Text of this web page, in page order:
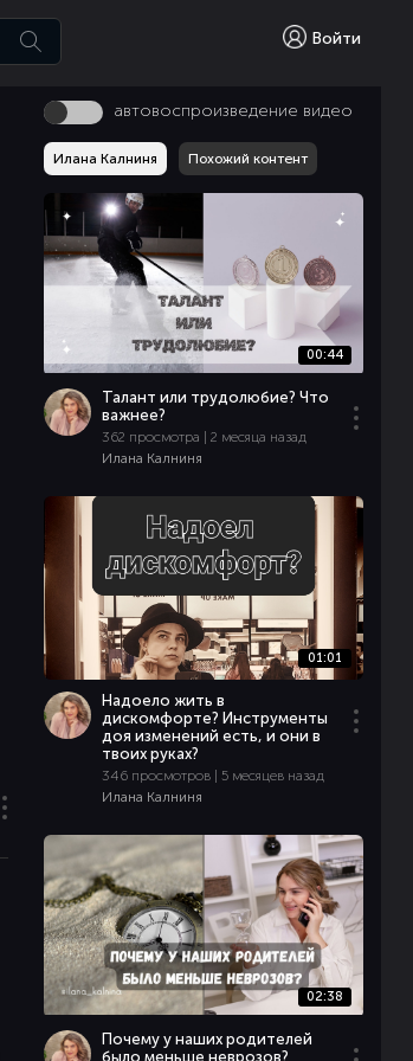
Войти
автовоспроизведение видео
Илана Калниня Похожий контент
00:44
Талант или трудолюбие? Что
важнее?
362 просмотра | 2 месяца назад
Илана Калниня
01:01
Надоело жить в
дискомфорте? Инструменты
доя изменений есть, и они в
твоих руках?
346 просмотров | 5 месяцев назад
Илана Калниня
02:38
Почему у наших родителей
было меньше неврозов?